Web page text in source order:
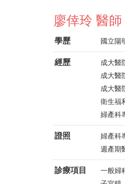
廖倖玲 醫師
學歷 國立陽
經歷
成大醫
成大醫
成大醫
衛生福
婦產科
證照
婦產科
週產期
診療項目
一般婦